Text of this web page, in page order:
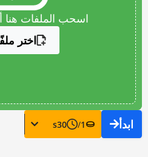
اسحب الملفات هنا
اختر
ابدأ 1
/
30
s